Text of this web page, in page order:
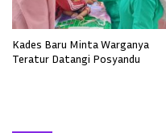
Kades Baru Minta Warganya
Teratur Datangi Posyandu